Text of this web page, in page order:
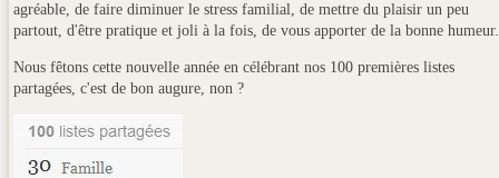
agréable, de faire diminuer le stress familial, de mettre du plaisir un peu
partout, d'être pratique et joli à la fois, de vous apporter de la bonne humeur.
Nous fêtons cette nouvelle année en célébrant nos 100 premières listes
partagées, c'est de bon augure, non ?